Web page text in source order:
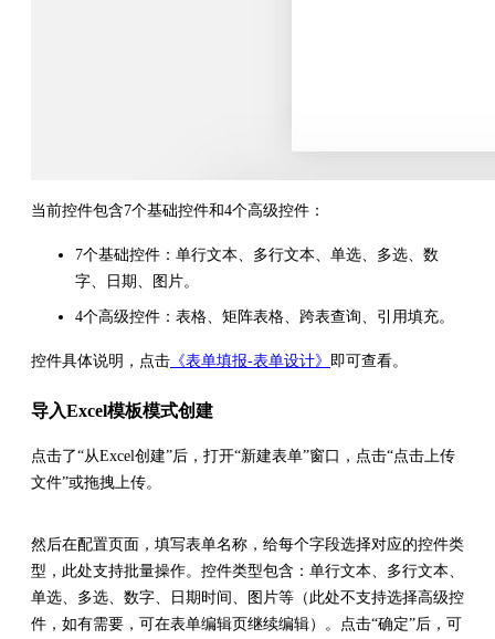
当前控件包含7个基础控件和4个高级控件：
7个基础控件：单行文本、多行文本、单选、多选、数
字、日期、图片。
4个高级控件：表格、矩阵表格、跨表查询、引用填充。
控件具体说明，点击 《表单填报-表单设计》 即可查看。
导入Excel模板模式创建
点击了“从Excel创建”后，打开“新建表单”窗口，点击“点击上传
文件”或拖拽上传。
然后在配置页面，填写表单名称，给每个字段选择对应的控件类
型，此处支持批量操作。控件类型包含：单行文本、多行文本、
单选、多选、数字、日期时间、图片等（此处不支持选择高级控
件，如有需要，可在表单编辑页继续编辑）。点击“确定”后，可